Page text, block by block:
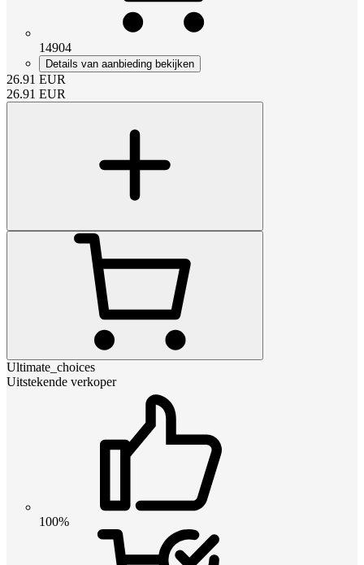
14904
Details van aanbieding bekijken
26.91 EUR
26.91 EUR
Ultimate_choices
Uitstekende verkoper
100%